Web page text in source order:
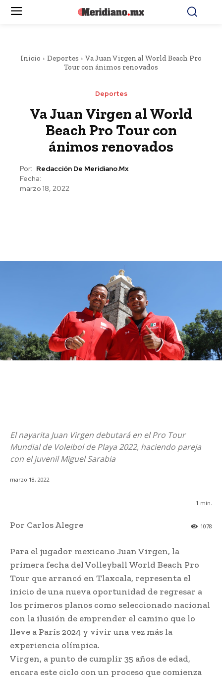
Inicio Deportes
Va Juan Virgen al World Beach Pro
Tour con ánimos renovados
Deportes
Va Juan Virgen al World
Beach Pro Tour con
ánimos renovados
Por: Redacción De Meridiano.mx
Fecha:
marzo 18, 2022
El nayarita Juan Virgen debutará en el Pro Tour
Mundial de Voleibol de Playa 2022, haciendo pareja
con el juvenil Miguel Sarabia
marzo 18, 2022
1 min.
1078
Por Carlos Alegre
Para el jugador mexicano Juan Virgen, la
primera fecha del Volleyball World Beach Pro
Tour que arrancó en Tlaxcala, representa el
inicio de una nueva oportunidad de regresar a
los primeros planos como seleccionado nacional
con la ilusión de emprender el camino que lo
lleve a París 2024 y vivir una vez más la
experiencia olímpica.
Virgen, a punto de cumplir 35 años de edad,
encara este ciclo con un proceso que comienza